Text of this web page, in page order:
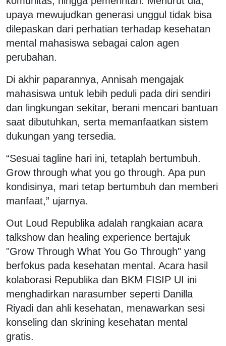
upaya mewujudkan generasi unggul tidak bisa
dilepaskan dari perhatian terhadap kesehatan
mental mahasiswa sebagai calon agen
perubahan.
Di akhir paparannya, Annisah mengajak
mahasiswa untuk lebih peduli pada diri sendiri
dan lingkungan sekitar, berani mencari bantuan
saat dibutuhkan, serta memanfaatkan sistem
dukungan yang tersedia.
“Sesuai tagline hari ini, tetaplah bertumbuh.
Grow through what you go through. Apa pun
kondisinya, mari tetap bertumbuh dan memberi
manfaat,” ujarnya.
Out Loud Republika adalah rangkaian acara
talkshow dan healing experience bertajuk
"Grow Through What You Go Through" yang
berfokus pada kesehatan mental. Acara hasil
kolaborasi Republika dan BKM FISIP UI ini
menghadirkan narasumber seperti Danilla
Riyadi dan ahli kesehatan, menawarkan sesi
konseling dan skrining kesehatan mental
gratis.